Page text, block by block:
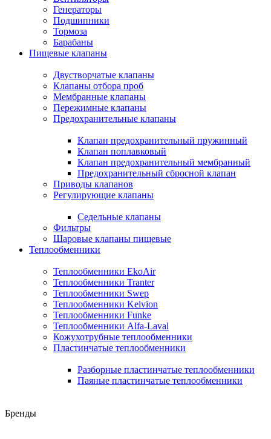
Генераторы
Подшипники
Тормоза
Барабаны
Пищевые клапаны
Двустворчатые клапаны
Клапаны отбора проб
Мембранные клапаны
Пережимные клапаны
Предохранительные клапаны
Клапан предохранительный пружинный
Клапан поплавковый
Клапан предохранительный мембранный
Предохранительный сбросной клапан
Приводы клапанов
Регулирующие клапаны
Седельные клапаны
Фильтры
Шаровые клапаны пищевые
Теплообменники
Теплообменники EkoAir
Теплообменники Tranter
Теплообменники Swep
Теплообменники Kelvion
Теплообменники Funke
Теплообменники Alfa-Laval
Кожухотрубные теплообменники
Пластинчатые теплообменники
Разборные пластинчатые теплообменники
Паяные пластинчатые теплообменники
Бренды